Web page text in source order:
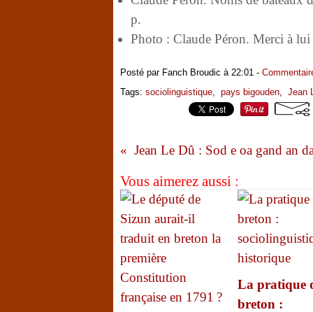
p.
Photo : Claude Péron. Merci à
Posté par Fanch Broudic à 22:01 -
Tags: sociolinguistique, pays bigouden, Jean
Vous aimerez aussi :
La pratique
breton :